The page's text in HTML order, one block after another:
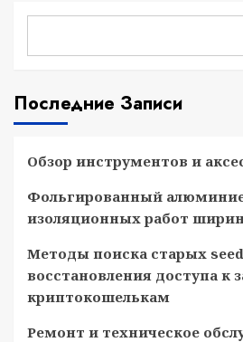
Последние Записи
Обзор инструментов и
Фольгированный
изоляционных работ
Методы поиска старых
восстановления доступа к
криптокошелькам
Ремонт и техническое